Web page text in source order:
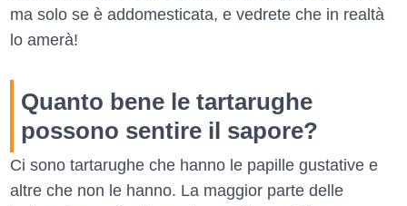
ma solo se è addomesticata, e vedrete che in realtà
lo amerà!
Quanto bene le tartarughe
possono sentire il sapore?
Ci sono tartarughe che hanno le papille gustative e
altre che non le hanno. La maggior parte delle